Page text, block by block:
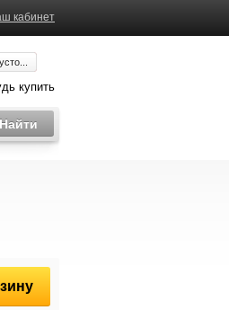
кабинет
купить